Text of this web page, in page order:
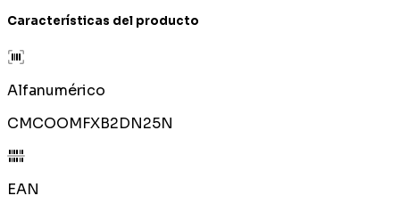
Características del producto
Alfanumérico
CMCOOMFXB2DN25N
EAN